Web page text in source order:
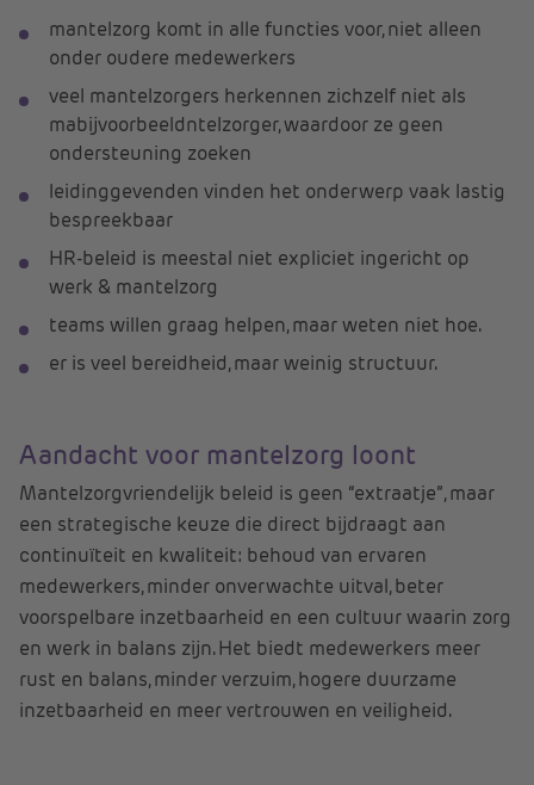
mantelzorg komt in alle functies voor, niet alleen
onder oudere medewerkers
veel mantelzorgers herkennen zichzelf niet als
mabijvoorbeeldntelzorger, waardoor ze geen
ondersteuning zoeken
leidinggevenden vinden het onderwerp vaak lastig
bespreekbaar
HR-beleid is meestal niet expliciet ingericht op
werk & mantelzorg
teams willen graag helpen, maar weten niet hoe.
er is veel bereidheid, maar weinig structuur.
Aandacht voor mantelzorg loont
Mantelzorgvriendelijk beleid is geen “extraatje”, maar
een strategische keuze die direct bijdraagt aan
continuïteit en kwaliteit: behoud van ervaren
medewerkers, minder onverwachte uitval, beter
voorspelbare inzetbaarheid en een cultuur waarin zorg
en werk in balans zijn. Het biedt medewerkers meer
rust en balans, minder verzuim, hogere duurzame
inzetbaarheid en meer vertrouwen en veiligheid.